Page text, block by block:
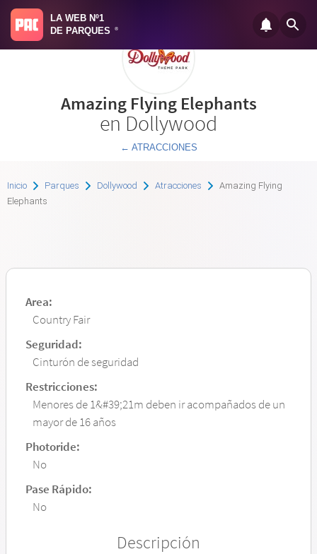
LA WEB Nº1
DE PARQUES
®
Amazing Flying Elephants
en Dollywood
← ATRACCIONES
Inicio Parques Dollywood Atracciones
Amazing Flying
Elephants
Area:
Country Fair
Seguridad:
Cinturón de seguridad
Restricciones:
Menores de 1&#39;21m deben ir acompañados de un
mayor de 16 años
Photoride:
No
Pase Rápido:
No
Descripción